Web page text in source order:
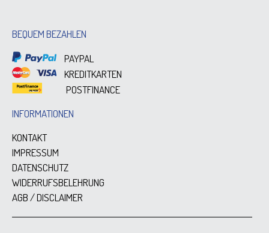
BEQUEM BEZAHLEN
PAYPAL
KREDITKARTEN
POSTFINANCE
INFORMATIONEN
KONTAKT
IMPRESSUM
DATENSCHUTZ
WIDERRUFSBELEHRUNG
AGB / DISCLAIMER